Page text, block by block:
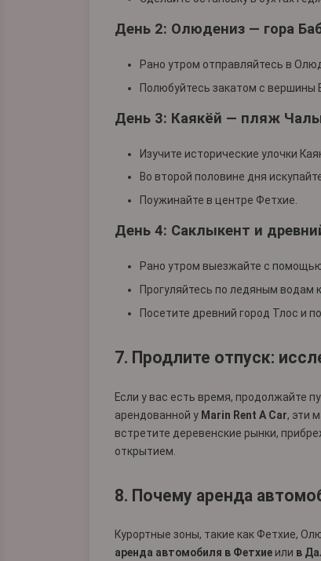
День 2: Олюдениз — гора
Рано утром отправляйтесь в
Полюбуйтесь закатом с вершины
День 3: Каякёй — пляж
Изучите исторические улочки
Во второй половине дня
Поужинайте в центре Фетхие.
День 4: Саклыкент и
Рано утром выезжайте с
Прогуляйтесь по ледяным водам
Посетите древний город Тлос и
7. Продлите отпуск:
Если у вас есть время, продолжайте
арендованной у Marin Rent A Car, эти
встретите деревенские рынки,
открытием.
8. Почему аренда
Курортные зоны, такие как Фетхие,
аренда автомобиля в Фетхиеили в